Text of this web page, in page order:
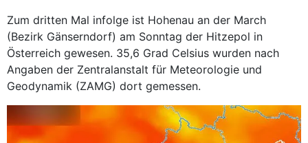
Zum dritten Mal infolge ist Hohenau an der March
(Bezirk Gänserndorf) am Sonntag der Hitzepol in
Österreich gewesen. 35,6 Grad Celsius wurden nach
Angaben der Zentralanstalt für Meteorologie und
Geodynamik (ZAMG) dort gemessen.